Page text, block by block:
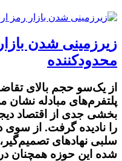
زیرزمینی شدن
محدودکننده
از یک‌سو حجم بالای
پلتفرم‌های مبادله نشان
بخشی جدی از اقتصاد
را نادیده گرفت. از سوی
سلبی نهادهای
شده این حوزه همچنان